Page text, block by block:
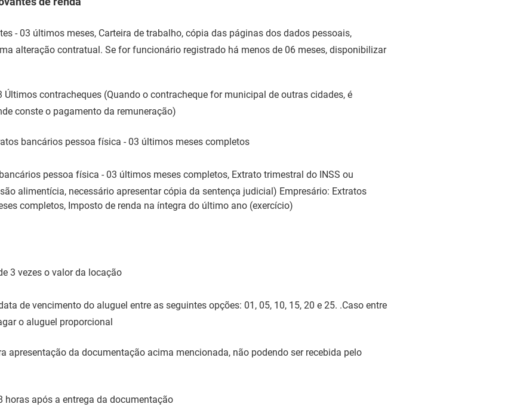
- 03 últimos meses, Carteira de trabalho, cópia das páginas dos dados pessoais,
alteração contratual. Se for funcionário registrado há menos de 06 meses, disponibilizar
contracheques (Quando o contracheque for municipal de outras cidades, é
conste o pagamento da remuneração)
bancários pessoa física - 03 últimos meses completos
pessoa física - 03 últimos meses completos, Extrato trimestral do INSS ou
alimentícia, necessário apresentar cópia da sentença judicial) Empresário: Extratos
completos, Imposto de renda na íntegra do último ano (exercício)
3 vezes o valor da locação
de vencimento do aluguel entre as seguintes opções: 01, 05, 10, 15, 20 e 25. .Caso entre
o aluguel proporcional
apresentação da documentação acima mencionada, não podendo ser recebida pelo
horas após a entrega da documentação